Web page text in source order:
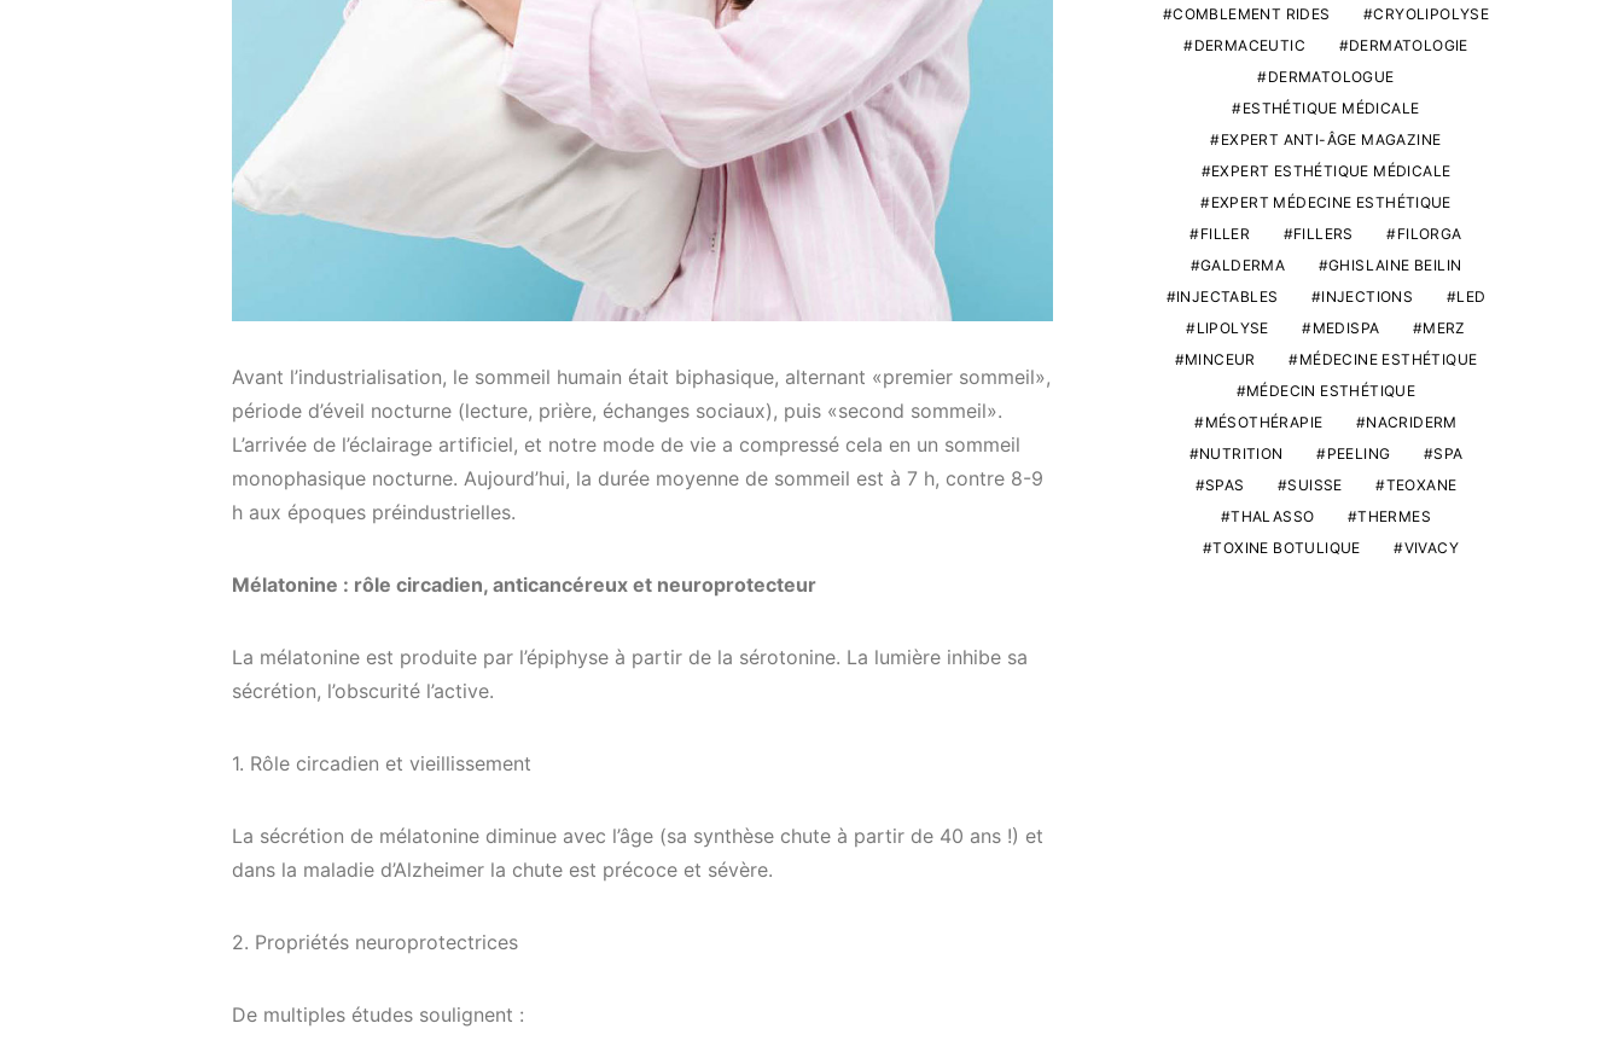
Avant l’industrialisation, le sommeil humain était biphasique, alternant «premier sommeil»,
période d’éveil nocturne (lecture, prière, échanges sociaux), puis «second sommeil».
L’arrivée de l’éclairage artificiel, et notre mode de vie a compressé cela en un sommeil
monophasique nocturne. Aujourd’hui, la durée moyenne de sommeil est à 7 h, contre 8-9
h aux époques préindustrielles.
Mélatonine : rôle circadien, anticancéreux et neuroprotecteur
La mélatonine est produite par l’épiphyse à partir de la sérotonine. La lumière inhibe sa
sécrétion, l’obscurité l’active.
1. Rôle circadien et vieillissement
La sécrétion de mélatonine diminue avec l’âge (sa synthèse chute à partir de 40 ans !) et
dans la maladie d’Alzheimer la chute est précoce et sévère.
2. Propriétés neuroprotectrices
De multiples études soulignent :
COMBLEMENT RIDES
CRYOLIPOLYSE
DERMACEUTIC
DERMATOLOGIE
DERMATOLOGUE
ESTHÉTIQUE MÉDICALE
EXPERT ANTI-ÂGE MAGAZINE
EXPERT ESTHÉTIQUE MÉDICALE
EXPERT MÉDECINE ESTHÉTIQUE
FILLER
FILLERS
FILORGA
GALDERMA
GHISLAINE BEILIN
INJECTABLES
INJECTIONS
LED
LIPOLYSE
MEDISPA
MERZ
MINCEUR
MÉDECINE ESTHÉTIQUE
MÉDECIN ESTHÉTIQUE
MÉSOTHÉRAPIE
NACRIDERM
NUTRITION
PEELING
SPA
SPAS
SUISSE
TEOXANE
THALASSO
THERMES
TOXINE BOTULIQUE
VIVACY